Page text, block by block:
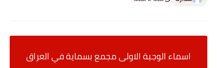
اسماء الوجبة الاولى مجمع بسماية في العراق